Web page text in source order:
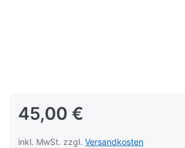
45,00 €
inkl. MwSt. zzgl. Versandkosten